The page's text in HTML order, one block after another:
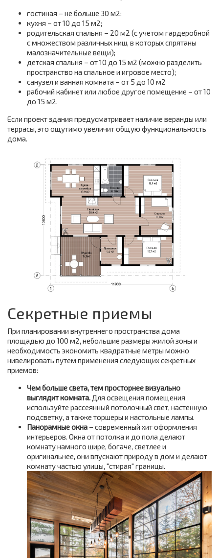
гостиная – не больше 30 м2;
кухня – от 10 до 15 м2;
родительская спальня – 20 м2 (с учетом гардеробной
с множеством различных ниш, в которых спрятаны
малозначительные вещи);
детская спальня – от 10 до 15 м2 (можно разделить
пространство на спальное и игровое место);
санузел и ванная комната – от 5 до 10 м2
рабочий кабинет или любое другое помещение – от 10
до 15 м2.
Если проект здания предусматривает наличие веранды или
террасы, это ощутимо увеличит общую функциональность
дома.
Секретные приемы
При планировании внутреннего пространства дома
площадью до 100 м2, небольшие размеры жилой зоны и
необходимость экономить квадратные метры можно
нивелировать путем применения следующих секретных
приемов:
Чем больше света, тем просторнее визуально
выглядит комната. Для освещения помещения
используйте рассеянный потолочный свет, настенную
подсветку, а также торшеры и настольные лампы.
Панорамные окна – современный хит оформления
интерьеров. Окна от потолка и до пола делают
комнату намного шире, богаче, светлее и
оригинальнее, они впускают природу в дом и делают
комнату частью улицы, "стирая" границы.